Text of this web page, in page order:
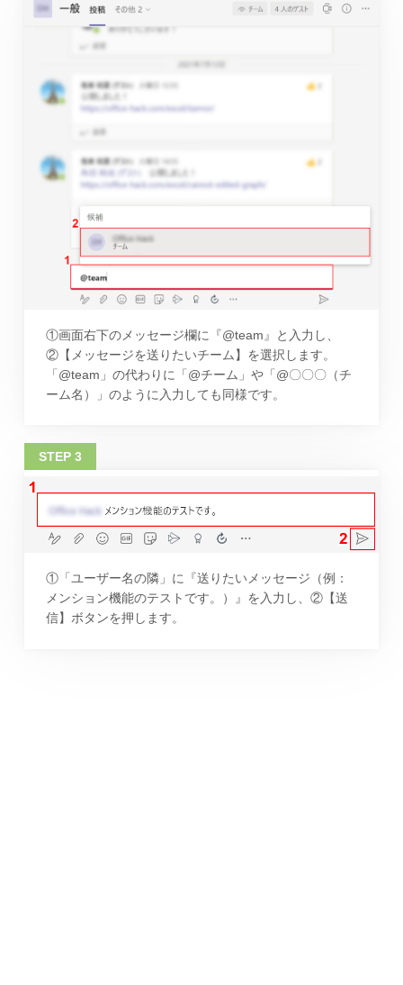
①画面右下のメッセージ欄に『@team』と入力し、
②【メッセージを送りたいチーム】を選択します。
「@team」の代わりに「@チーム」や「@〇〇〇（チ
ーム名）」のように入力しても同様です。
①「ユーザー名の隣」に『送りたいメッセージ（例：
メンション機能のテストです。）』を入力し、②【送
信】ボタンを押します。